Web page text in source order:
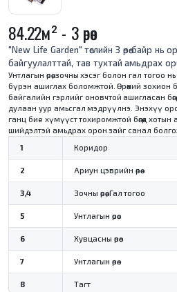
84.22м² - 3 өрөө
"New Life Garden" төслийн 3 өрөө байр нь
байгуулалттай, тав тухтай амьдрах
Унтлагын өрөө, зочны хэсэг болон гал тогоо
бүрэн ашиглах боломжтой. Өрөөний зохион
байгалийн гэрлийг оновчтой ашигласан
дулаан уур амьсгал мэдрүүлнэ. Энэхүү
ганц бие хүмүүст тохиромжтой бөгөөд
шийдэлтэй амьдрах орон зайг санал
1
Коридор
2 Ариун цэврийн өрөө
3,4 Зочны өрөө, Гал тогоо
5 Унтлагын өрөө
6 Хувцасны өрөө
7 Унтлагын өрөө
8 Тагт